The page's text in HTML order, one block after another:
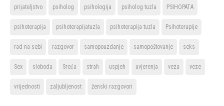
prijateljstvo psiholog psihologija psiholog tuzla PSIHOPATA
psihoterapija psihoterapijatuzla psihoterapija tuzla Psihoterapije
rad na sebi razgovor samopouzdanje samopoštovanje seks
Sex sloboda Sreća strah uspjeh uvjerenja veza veze
vrijednosti zaljubljenost ženski razgovori